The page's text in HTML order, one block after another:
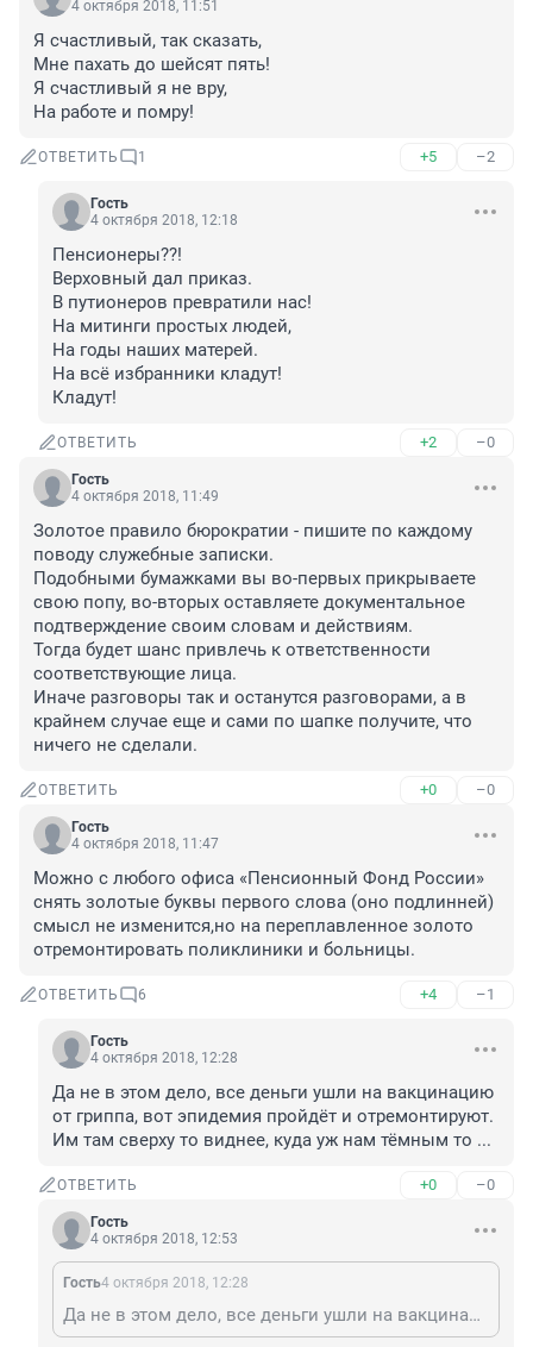
4 октября 2018, 11:51
Я счастливый, так сказать,
Мне пахать до шейсят пять!
Я счастливый я не вру,
На работе и помру!
ОТВЕТИТЬ 1 +5 –2
Гость
4 октября 2018, 12:18
Пенсионеры??!
Верховный дал приказ.
В путионеров превратили нас!
На митинги простых людей,
На годы наших матерей.
На всё избранники кладут!
Кладут!
ОТВЕТИТЬ +2 –0
Гость
4 октября 2018, 11:49
Золотое правило бюрократии - пишите по каждому
поводу служебные записки.
Подобными бумажками вы во-первых прикрываете
свою попу, во-вторых оставляете документальное
подтверждение своим словам и действиям.
Тогда будет шанс привлечь к ответственности
соответствующие лица.
Иначе разговоры так и останутся разговорами, а в
крайнем случае еще и сами по шапке получите, что
ничего не сделали.
ОТВЕТИТЬ +0 –0
Гость
4 октября 2018, 11:47
Можно с любого офиса «Пенсионный Фонд России»
снять золотые буквы первого слова (оно подлинней)
смысл не изменится,но на переплавленное золото
отремонтировать поликлиники и больницы.
ОТВЕТИТЬ 6 +4 –1
Гость
4 октября 2018, 12:28
Да не в этом дело, все деньги ушли на вакцинацию
от гриппа, вот эпидемия пройдёт и отремонтируют.
Им там сверху то виднее, куда уж нам тёмным то ...
ОТВЕТИТЬ +0 –0
Гость
4 октября 2018, 12:53
Гость4 октября 2018, 12:28
Да не в этом дело, все деньги ушли на вакцинацию от гриппа, вот эпидемия пройдёт и отремонтируют. Им там сверху то виднее, куда уж нам тёмным то ...